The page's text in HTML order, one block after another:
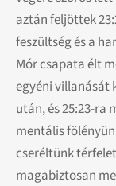
aztán feljöttek
feszültség és a
Mór csapata élt
egyéni villanását
után, és 25:23-ra
mentális
cseréltünk
magabiztosan